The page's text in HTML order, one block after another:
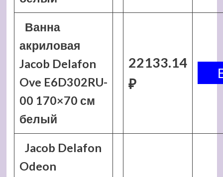
Ванна
акриловая
Jacob Delafon
Ove E6D302RU-
00 170×70 см
белый
22133.14
₽
Jacob Delafon
Odeon